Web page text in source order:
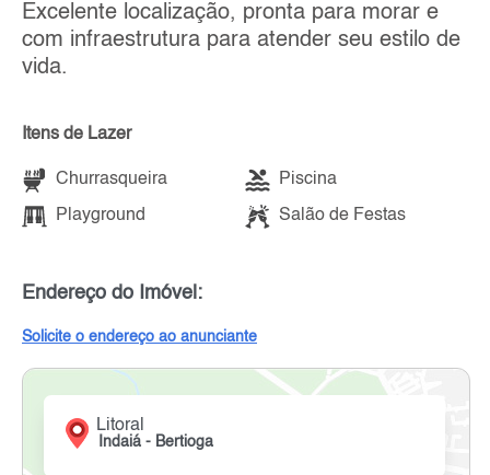
Excelente localização, pronta para morar e
com infraestrutura para atender seu estilo de
vida.
Itens de Lazer
Churrasqueira Piscina
Playground Salão de Festas
Endereço do Imóvel:
Solicite o endereço ao anunciante
Litoral
Indaiá - Bertioga